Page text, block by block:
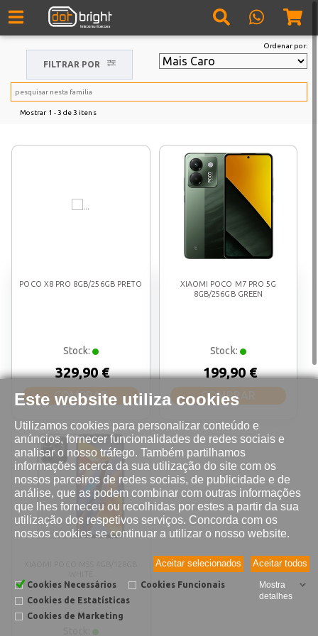
Este website utiliza cookies
Utilizamos cookies para personalizar conteúdo e
anúncios, fornecer funcionalidades de redes sociais e
analisar o nosso tráfego. Também partilhamos
informações acerca da sua utilização do site com os
nossos parceiros de redes sociais, de publicidade e de
análise, que as podem combinar com outras informações
que lhes forneceu ou recolhidas por estes a partir da sua
utilização dos respetivos serviços. Concorda com os
nossos cookies se continuar a utilizar o nosso website.
Aceitar todos
Aceitar selecionados
Cookies Necessários
Cookies Funcionais
Cookies de Estatísticas
Cookies de Marketing
Mostra
detalhes
FILTRAR POR
Ordenar por:
Mostrar 1 - 3 de 3 itens
POCO X8 PRO 8GB/256GB PRETO
Stock:
329,90 €
COMPRAR
XIAOMI POCO M7 PRO 5G
8GB/256GB GREEN
Stock:
199,90 €
COMPRAR